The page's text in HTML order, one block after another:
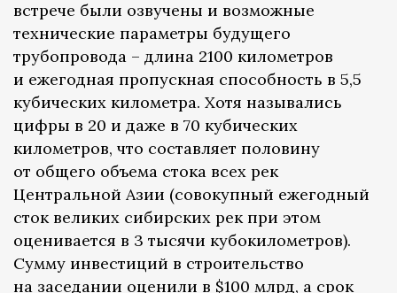
встрече были озвучены и возможные
технические параметры будущего
трубопровода – длина 2100 километров
и ежегодная пропускная способность в 5,5
кубических километра. Хотя назывались
цифры в 20 и даже в 70 кубических
километров, что составляет половину
от общего объема стока всех рек
Центральной Азии (совокупный ежегодный
сток великих сибирских рек при этом
оценивается в 3 тысячи кубокилометров).
Сумму инвестиций в строительство
на заседании оценили в $100 млрд, а срок